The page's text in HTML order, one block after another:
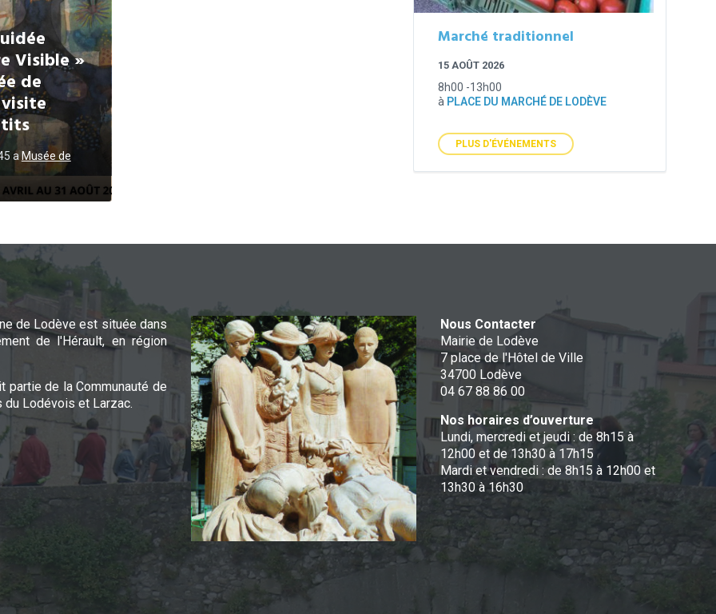
Visible »
de
a Musée de
Marché traditionnel
15 AOÛT 2026
8h00 -13h00
à PLACE DU MARCHÉ DE LODÈVE
PLUS D'ÉVÉNEMENTS
de Lodève est située dans
de l'Hérault, en région
partie de la Communauté de
du Lodévois et Larzac.
Nous Contacter
Mairie de Lodève
7 place de l'Hôtel de Ville
34700 Lodève
04 67 88 86 00
Nos horaires d’ouverture
Lundi, mercredi et jeudi : de 8h15 à
12h00 et de 13h30 à 17h15
Mardi et vendredi : de 8h15 à 12h00 et
13h30 à 16h30